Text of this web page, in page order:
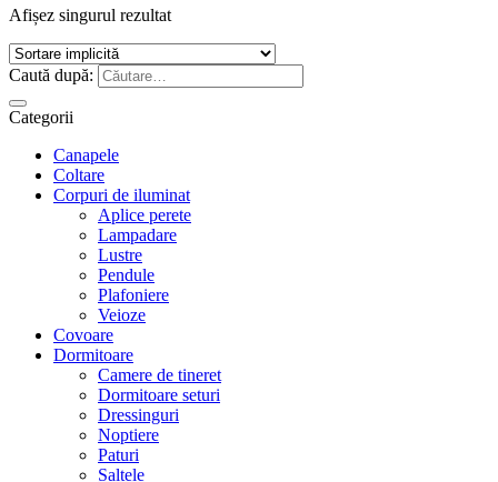
Afișez singurul rezultat
Caută după:
Categorii
Canapele
Coltare
Corpuri de iluminat
Aplice perete
Lampadare
Lustre
Pendule
Plafoniere
Veioze
Covoare
Dormitoare
Camere de tineret
Dormitoare seturi
Dressinguri
Noptiere
Paturi
Saltele